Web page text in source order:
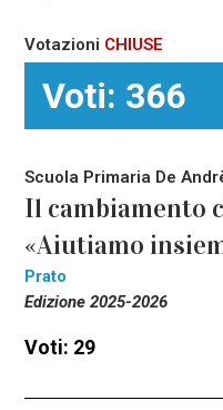
Votazioni CHIUSE
Voti: 366
Scuola Primaria De
Il cambiamento
«Aiutiamo
Prato
Edizione 2025-2026
Voti: 29